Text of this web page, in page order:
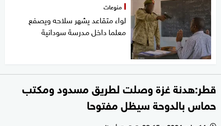
منوعات
لواء متقاعد يشهر سلاحه ويصفع
معلما داخل مدرسة سودانية
قطر:هدنة غزة وصلت لطريق مسدود ومكتب
حماس بالدوحة سيظل مفتوحا